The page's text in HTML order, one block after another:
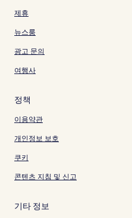
제휴
뉴스룸
광고 문의
여행사
정책
이용약관
개인정보 보호
쿠키
콘텐츠 지침 및 신고
기타 정보